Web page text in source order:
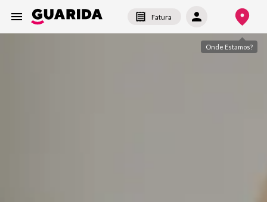
Fatura
Onde Estamos?